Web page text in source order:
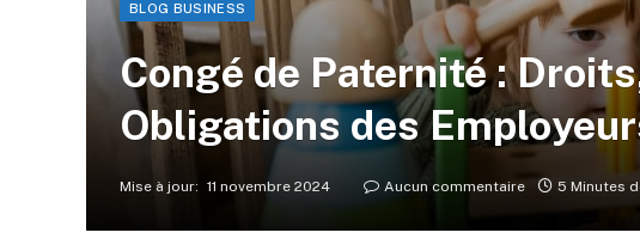
BLOG BUSINESS
Congé de Paternité :
Obligations des
Mise à jour: 11 novembre 2024 Aucun commentaire 5 Minutes